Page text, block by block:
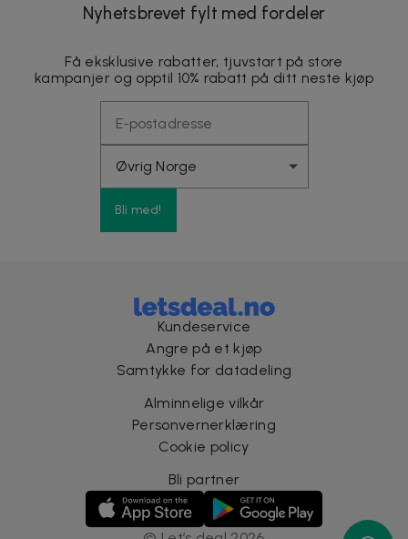
Nyhetsbrevet fylt med fordeler
Få eksklusive rabatter, tjuvstart på store
kampanjer og opptil 10% rabatt på ditt neste kjøp
Bli med!
Kundeservice
Angre på et kjøp
Samtykke for datadeling
Alminnelige vilkår
Personvernerklæring
Cookie policy
Bli partner